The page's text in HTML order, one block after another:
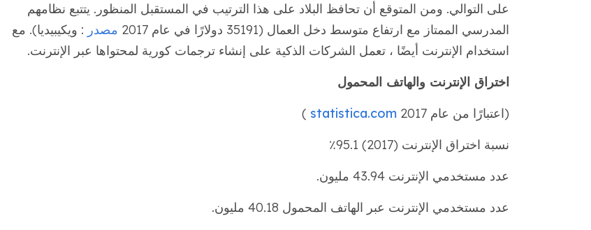
على التوالي. ومن المتوقع أن تحافظ البلاد على هذا الترتيب في المستقبل المنظور. يتتبع نظامهم
المدرسي الممتاز مع ارتفاع متوسط دخل العمال (35191 دولارًا في عام 2017
مصدر : ويكيبيديا). مع
استخدام الإنترنت أيضًا ، تعمل الشركات الذكية على إنشاء ترجمات كورية لمحتواها عبر الإنترنت.
اختراق الإنترنت والهاتف المحمول
(اعتبارًا من عام 2017
statistica.com
)
نسبة اختراق الإنترنت (2017) 95.1٪
عدد مستخدمي الإنترنت 43.94 مليون.
عدد مستخدمي الإنترنت عبر الهاتف المحمول 40.18 مليون.